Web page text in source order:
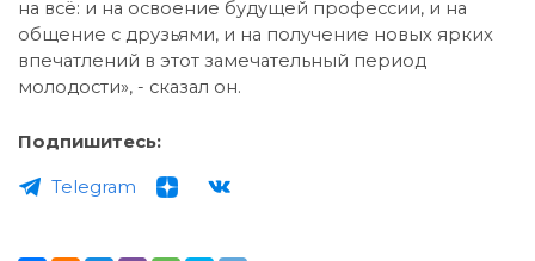
на всё: и на освоение будущей профессии, и на
общение с друзьями, и на получение новых ярких
впечатлений в этот замечательный период
молодости», - сказал он.
Подпишитесь:
Telegram